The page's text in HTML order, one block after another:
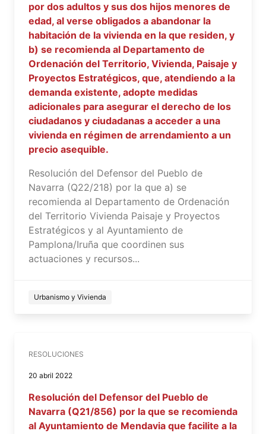
por dos adultos y sus dos hijos menores de
edad, al verse obligados a abandonar la
habitación de la vivienda en la que residen, y
b) se recomienda al Departamento de
Ordenación del Territorio, Vivienda, Paisaje y
Proyectos Estratégicos, que, atendiendo a la
demanda existente, adopte medidas
adicionales para asegurar el derecho de los
ciudadanos y ciudadanas a acceder a una
vivienda en régimen de arrendamiento a un
precio asequible.
Resolución del Defensor del Pueblo de
Navarra (Q22/218) por la que a) se
recomienda al Departamento de Ordenación
del Territorio Vivienda Paisaje y Proyectos
Estratégicos y al Ayuntamiento de
Pamplona/Iruña que coordinen sus
actuaciones y recursos...
Urbanismo y Vivienda
RESOLUCIONES
20 abril 2022
Resolución del Defensor del Pueblo de
Navarra (Q21/856) por la que se recomienda
al Ayuntamiento de Mendavia que facilite a la